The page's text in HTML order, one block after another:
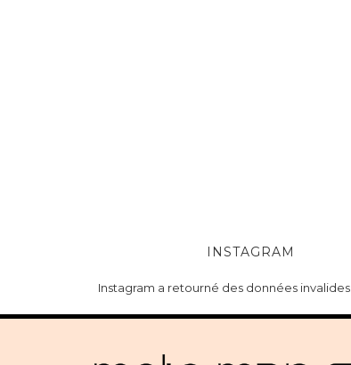
INSTAGRAM
Instagram a retourné des données invalides.